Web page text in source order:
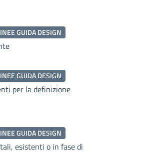
GUIDA DESIGN
GUIDA DESIGN
per la definizione
GUIDA DESIGN
esistenti o in fase di